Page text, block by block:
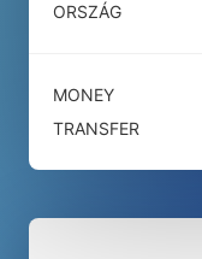
ORSZÁG
MONEY
TRANSFER